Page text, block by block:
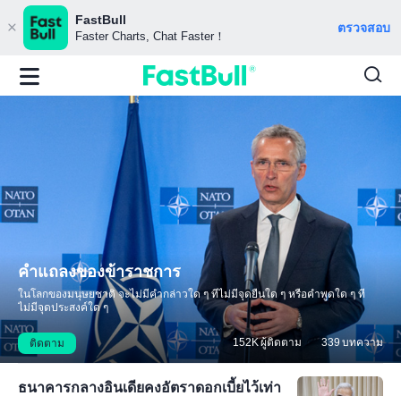
FastBull
Faster Charts, Chat Faster！
ตรวจสอบ
คำแถลงของข้าราชการ
ในโลกของมนุษยชาติ จะไม่มีคำกล่าวใด ๆ ที่ไม่มีจุดยืนใด ๆ หรือคำพูดใด ๆ ที่
ไม่มีจุดประสงค์ใด ๆ
ติดตาม 152Kผู้ติดตาม 339 บทความ
ธนาคารกลางอินเดียคงอัตราดอกเบี้ยไว้เท่า